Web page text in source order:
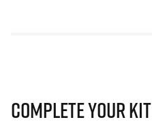
Complete Your Kit